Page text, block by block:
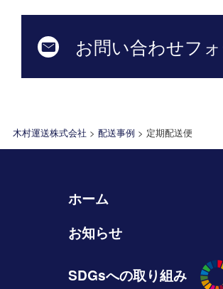
お問い合わせフ
木村運送株式会社 > 配送事例 > 定期配送便
ホーム
お知らせ
SDGsへの取り組み